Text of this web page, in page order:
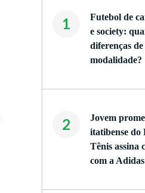
1
Futebol de
e society:
diferenças de
modalidade?
2
Jovem
itatibense do
Tênis assina
com a Adidas